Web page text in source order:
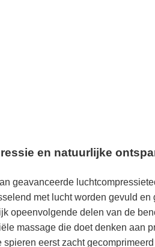
en natuurlijke
geavanceerde
met lucht worden gevuld en
opeenvolgende delen van de
massage die doet denken aan
eerst zacht gecomprimeerd